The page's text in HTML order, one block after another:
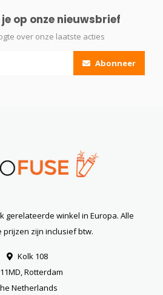
op onze nieuwsbrief
over onze laatste acties
Abonneer
gerelateerde winkel in Europa. Alle
prijzen zijn inclusief btw.
Kolk 108
Rotterdam
Netherlands